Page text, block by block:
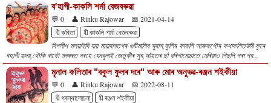
ব'হাগী-কাকলি শৰ্মা বেজবৰুৱা
💬 0 👤 Rinku Rajowar
📅 2021-04-14
🔖কবিতা
🔖কাকলি শৰ্মা বেজবৰুৱা
দিপলীপ মলয়াইদি যায় মায়াবানতগৰ-গুটিমালিৰ সুবাস,কুলিৰ কাকলি আৰুকপৌৰ কথাকলিতউৰি ফুৰে
বহাগী হৃদয়,থৌকি বাথৌ মনঘৰত নবহে যেনবুলাই জেতুকীৰ সুৰ,আঁহতৰ ছাঁ ধৰিগামোচাতে মেৰিয়াও পিছলি পৰা প্ৰ...
মৃনাল কলিতাৰ "বকুল ফুলৰ দৰে" আৰু মোৰ অনুভৱ-ৰঞ্জন শইকীয়া
💬 0 👤 Rinku Rajowar
📅 2022-08-11
🔖গ্ৰন্থালোচনা
🔖ৰঞ্জন শইকীয়া